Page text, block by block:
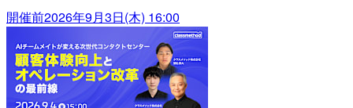
開催前2026年9月3日(木) 16:00